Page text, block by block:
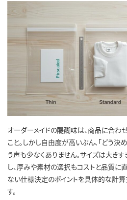
オーダーメイドの醍醐味は、商品に合わ
こと。しかし自由度が高いぶん、「どう
う声も少なくありません。サイズは大き
し、厚みや素材の選択もコストと品質に
ない仕様決定のポイントを具体的な計
す。